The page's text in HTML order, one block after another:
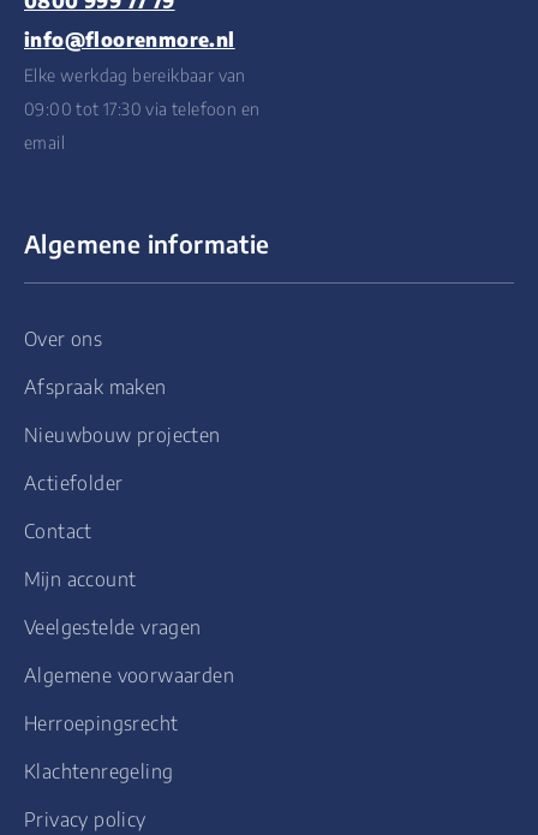
info@floorenmore.nl
Elke werkdag bereikbaar van
09:00 tot 17:30 via telefoon en
email
Algemene informatie
Over ons
Afspraak maken
Nieuwbouw projecten
Actiefolder
Contact
Mijn account
Veelgestelde vragen
Algemene voorwaarden
Herroepingsrecht
Klachtenregeling
Privacy policy